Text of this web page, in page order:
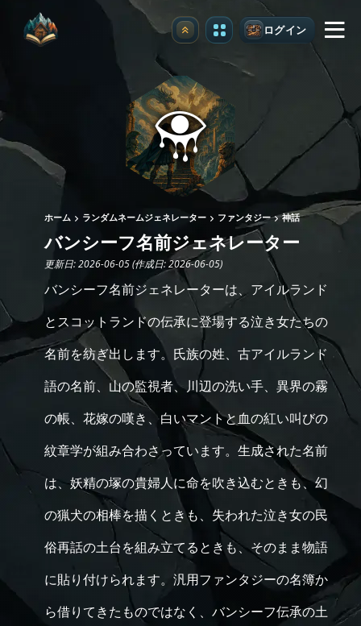
アップグレード ログイン
ホーム ランダムネームジェネレーター ファンタジー 神話
バンシーフ名前ジェネレーター
更新日: 2026-06-05 (作成日: 2026-06-05)
バンシーフ名前ジェネレーターは、アイルランド
とスコットランドの伝承に登場する泣き女たちの
名前を紡ぎ出します。氏族の姓、古アイルランド
語の名前、山の監視者、川辺の洗い手、異界の霧
の帳、花嫁の嘆き、白いマントと血の紅い叫びの
紋章学が組み合わさっています。生成された名前
は、妖精の塚の貴婦人に命を吹き込むときも、幻
の猟犬の相棒を描くときも、失われた泣き女の民
俗再話の土台を組み立てるときも、そのまま物語
に貼り付けられます。汎用ファンタジーの名簿か
ら借りてきたものではなく、バンシーフ伝承の土